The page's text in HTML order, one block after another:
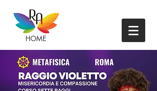
HOME